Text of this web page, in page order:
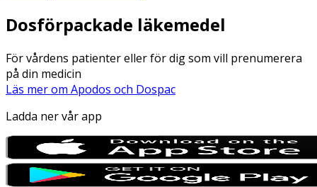
Dosförpackade läkemedel
För vårdens patienter eller för dig som vill prenumerera
på din medicin
Läs mer om Apodos och Dospac
Ladda ner vår app